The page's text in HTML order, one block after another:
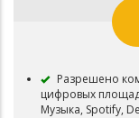
Разрешено
цифровых
Музыка, Spotify,